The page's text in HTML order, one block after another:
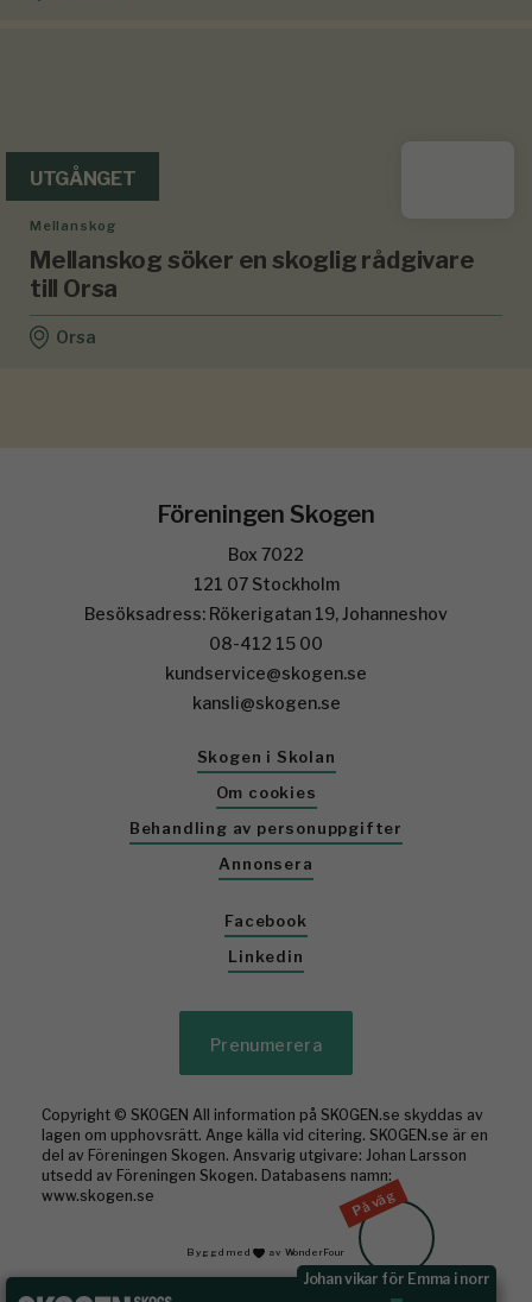
UTGÅNGET
Mellanskog
Mellanskog söker en skoglig rådgivare
till Orsa
Orsa
På väg
Johan vikar för Emma i norr
Föreningen Skogen
Box 7022
121 07 Stockholm
Besöksadress: Rökerigatan 19, Johanneshov
08-412 15 00
kundservice@skogen.se
kansli@skogen.se
Skogen i Skolan
Om cookies
Behandling av personuppgifter
Annonsera
Facebook
Linkedin
Prenumerera
Copyright © SKOGEN All information på SKOGEN.se skyddas av
lagen om upphovsrätt. Ange källa vid citering. SKOGEN.se är en
del av Föreningen Skogen. Ansvarig utgivare: Johan Larsson
utsedd av Föreningen Skogen. Databasens namn:
www.skogen.se
Byggd med av WonderFour